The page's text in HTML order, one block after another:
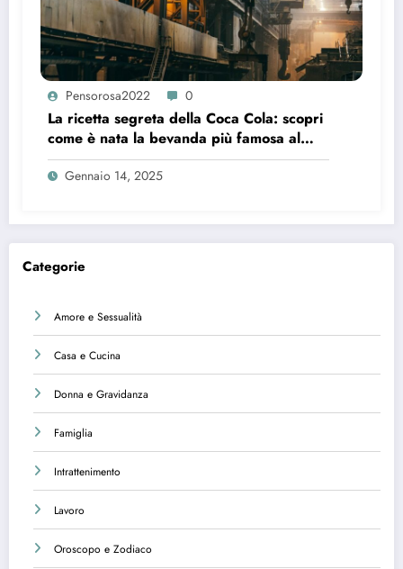
Pensorosa2022 0
La ricetta segreta della Coca Cola: scopri
come è nata la bevanda più famosa al
mondo
Gennaio 14, 2025
Categorie
Amore e Sessualità
Casa e Cucina
Donna e Gravidanza
Famiglia
Intrattenimento
Lavoro
Oroscopo e Zodiaco